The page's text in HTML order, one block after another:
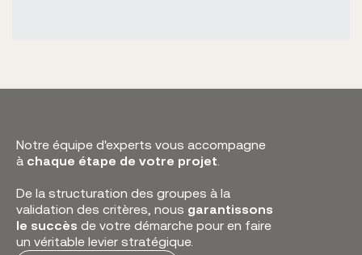
Notre équipe d'experts vous accompagne
à chaque étape de votre projet.
De la structuration des groupes à la
validation des critères, nous garantissons
le succès de votre démarche pour en faire
un véritable levier stratégique.